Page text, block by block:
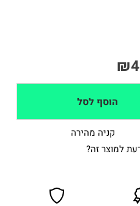
₪
הוסף לסל
קניה מהירה
למוצר זה?